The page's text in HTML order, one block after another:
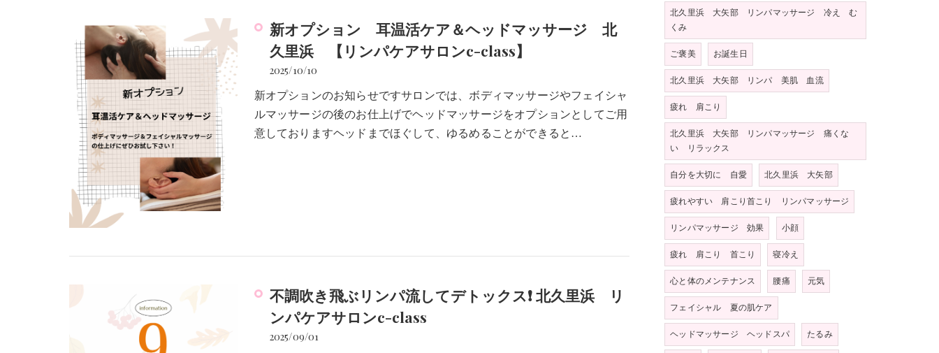
新オプション 耳温活ケア＆ヘッドマッサージ 北
久里浜 【リンパケアサロンc-class】
2025/10/10
新オプションのお知らせですサロンでは、ボディマッサージやフェイシャ
ルマッサージの後のお仕上げでヘッドマッサージをオプションとしてご用
意しておりますヘッドまでほぐして、ゆるめることができると…
不調吹き飛ぶリンパ流してデトックス❗️ 北久里浜 リ
ンパケアサロンc-class
2025/09/01
北久里浜 大矢部 リンパマッサージ 冷え む
くみ
ご褒美 お誕生日
北久里浜 大矢部 リンパ 美肌 血流
疲れ 肩こり
北久里浜 大矢部 リンパマッサージ 痛くな
い リラックス
自分を大切に 自愛 北久里浜 大矢部
疲れやすい 肩こり首こり リンパマッサージ
リンパマッサージ 効果 小顔
疲れ 肩こり 首こり 寝冷え
心と体のメンテナンス 腰痛 元気
フェイシャル 夏の肌ケア
ヘッドマッサージ ヘッドスパ たるみ